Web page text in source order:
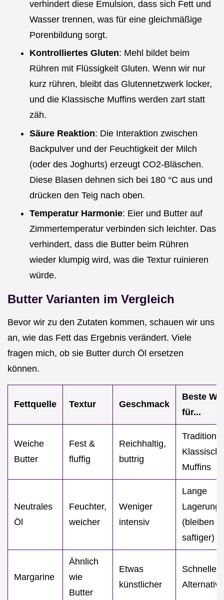
verhindert diese Emulsion, dass sich Fett und
Wasser trennen, was für eine gleichmäßige
Porenbildung sorgt.
Kontrolliertes Gluten: Mehl bildet beim
Rühren mit Flüssigkeit Gluten. Wenn wir nur
kurz rühren, bleibt das Glutennetzwerk locker,
und die Klassische Muffins werden zart statt
zäh.
Säure Reaktion: Die Interaktion zwischen
Backpulver und der Feuchtigkeit der Milch
(oder des Joghurts) erzeugt CO2-Bläschen.
Diese Blasen dehnen sich bei 180 °C aus und
drücken den Teig nach oben.
Temperatur Harmonie: Eier und Butter auf
Zimmertemperatur verbinden sich leichter. Das
verhindert, dass die Butter beim Rühren
wieder klumpig wird, was die Textur ruinieren
würde.
Butter Varianten im Vergleich
Bevor wir zu den Zutaten kommen, schauen wir uns
an, wie das Fett das Ergebnis verändert. Viele
fragen mich, ob sie Butter durch Öl ersetzen
können.
Fettquelle Textur Geschmack
Beste
für...
Weiche
Butter
Fest &
fluffig
Reichhaltig,
buttrig
Muffins
Neutrales
Öl
Feuchter,
weicher
Weniger
intensiv
Lange
Lagerung
(bleiben
saftiger)
Margarine
Ähnlich
wie
Butter
Etwas
künstlicher
Schnelle